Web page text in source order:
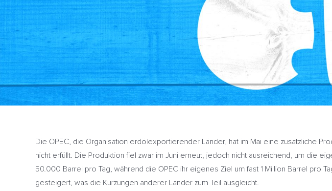
Die OPEC, die Organisation erdölexportierender Länder, hat im Mai eine zusätzliche
nicht erfüllt. Die Produktion fiel zwar im Juni erneut, jedoch nicht ausreichend, um die
50.000 Barrel pro Tag, während die OPEC ihr eigenes Ziel um fast 1 Million Barrel pro
gesteigert, was die Kürzungen anderer Länder zum Teil ausgleicht.